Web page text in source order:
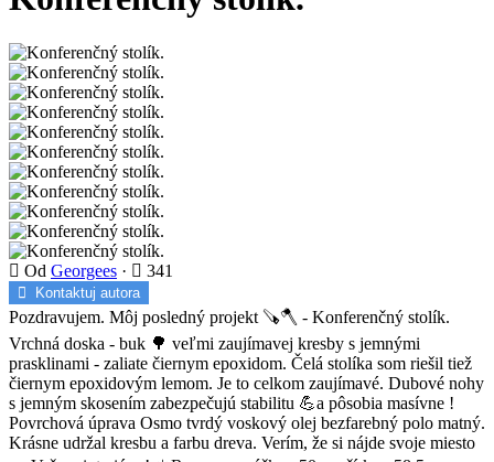
Od Georgees · 341
Kontaktuj autora
Pozdravujem. Môj posledný projekt 🪚🪓 - Konferenčný stolík.
Vrchná doska - buk 🌳 veľmi zaujímavej kresby s jemnými
prasklinami - zaliate čiernym epoxidom. Čelá stolíka som riešil tiež
čiernym epoxidovým lemom. Je to celkom zaujímavé. Dubové nohy
s jemným skosením zabezpečujú stabilitu 💪a pôsobia masívne !
Povrchová úprava Osmo tvrdý voskový olej bezfarebný polo matný.
Krásne udržal kresbu a farbu dreva. Verím, že si nájde svoje miesto